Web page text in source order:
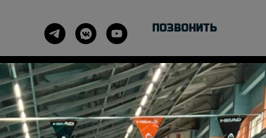
ПОЗВОНИТЬ